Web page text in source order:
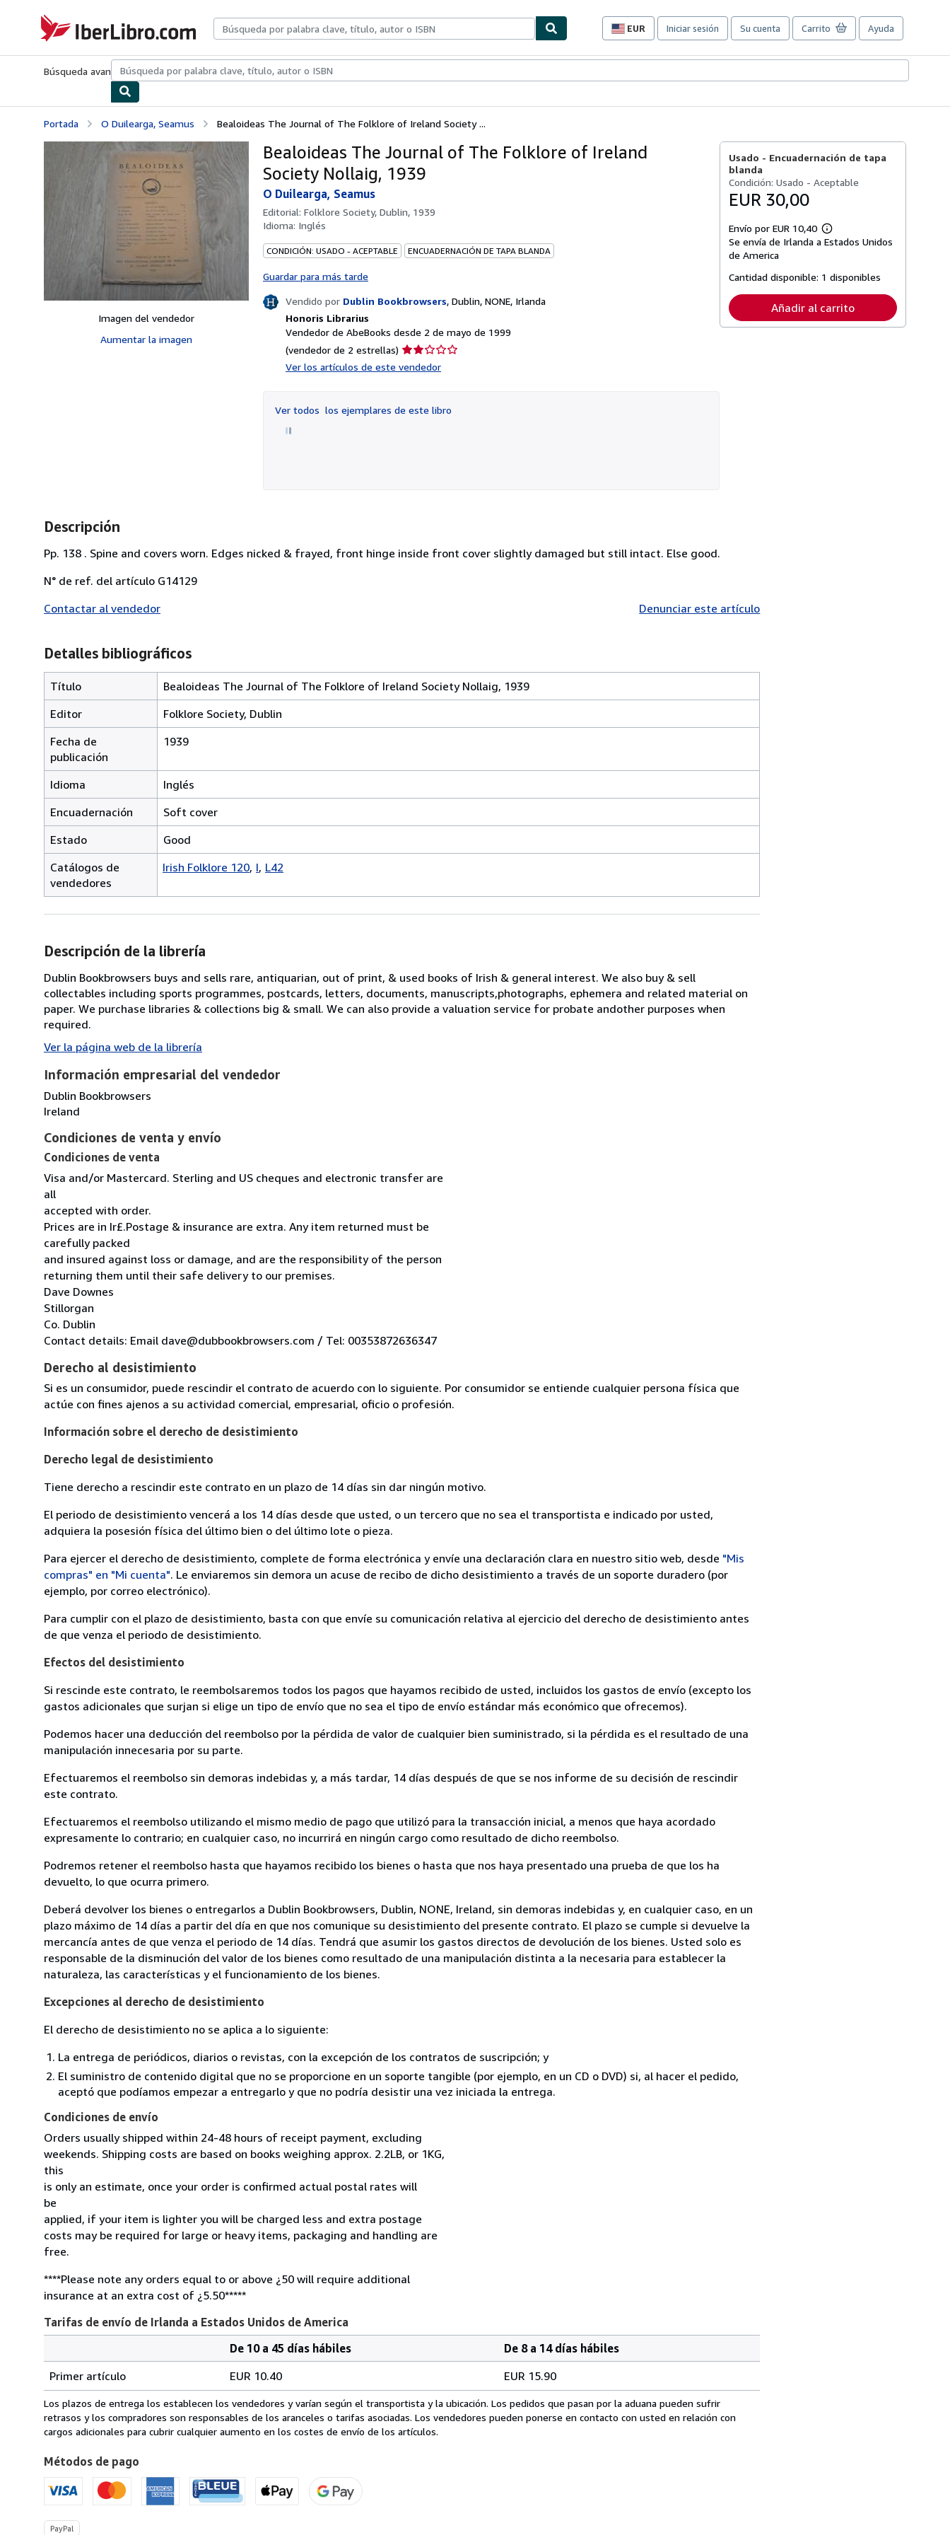
IberLibro.com
EUR
Preferencias
compra
sitio.
Iniciar sesión Su cuenta Carrito Ayuda
Búsqueda avanzadaColecciones Libros antiguosArte y coleccionismo
Portada O Duilearga, Seamus Bealoideas The Journal of The Folklore of Ireland Society ...
Imagen del vendedor
Aumentar la imagen
Bealoideas The Journal of The Folklore of Ireland
Society Nollaig, 1939
O Duilearga, Seamus
Editorial: Folklore Society, Dublin, 1939
Idioma: Inglés
CONDICIÓN: USADO - ACEPTABLE ENCUADERNACIÓN DE TAPA BLANDA
Guardar para más tarde
Vendido por Dublin Bookbrowsers, Dublin, NONE, Irlanda
Honoris Librarius
Vendedor de AbeBooks desde 2 de mayo de 1999
(vendedor de 2 estrellas) Calificación
Ver los artículos de este vendedor
Ver todos los ejemplares de este libro
Usado - Encuadernación de tapa
blanda
Condición: Usado - Aceptable
EUR 30,00
Envío por EUR 10,40
Más
información
tarifas
envío
Se envía de Irlanda a Estados Unidos
de America
Cantidad disponible: 1 disponibles
Añadir al carrito
Descripción
Pp. 138 . Spine and covers worn. Edges nicked & frayed, front hinge inside front cover slightly damaged but still intact. Else good.
N° de ref. del artículo G14129
Contactar al vendedor
Denunciar este artículo
Detalles bibliográficos
Título
Bealoideas The Journal of The Folklore of Ireland Society Nollaig, 1939
Editor
Folklore Society, Dublin
Fecha de
publicación
1939
Idioma
Inglés
Encuadernación
Soft cover
Estado
Good
Catálogos de
vendedores
Irish Folklore 120 I L42
Descripción de la librería
Dublin Bookbrowsers buys and sells rare, antiquarian, out of print, & used books of Irish & general interest. We also buy & sell
collectables including sports programmes, postcards, letters, documents, manuscripts,photographs, ephemera and related material on
paper. We purchase libraries & collections big & small. We can also provide a valuation service for probate andother purposes when
required.
Ver la página web de la librería
Información empresarial del vendedor
Dublin Bookbrowsers
Ireland
Condiciones de venta y envío
Condiciones de venta
Visa and/or Mastercard. Sterling and US cheques and electronic transfer are
all
accepted with order.
Prices are in Ir£.Postage & insurance are extra. Any item returned must be
carefully packed
and insured against loss or damage, and are the responsibility of the person
returning them until their safe delivery to our premises.
Dave Downes
Stillorgan
Co. Dublin
Contact details: Email dave@dubbookbrowsers.com / Tel: 00353872636347
Derecho al desistimiento
Si es un consumidor, puede rescindir el contrato de acuerdo con lo siguiente. Por consumidor se entiende cualquier persona física que
actúe con fines ajenos a su actividad comercial, empresarial, oficio o profesión.
Información sobre el derecho de desistimiento
Derecho legal de desistimiento
Tiene derecho a rescindir este contrato en un plazo de 14 días sin dar ningún motivo.
El periodo de desistimiento vencerá a los 14 días desde que usted, o un tercero que no sea el transportista e indicado por usted,
adquiera la posesión física del último bien o del último lote o pieza.
Para ejercer el derecho de desistimiento, complete de forma electrónica y envíe una declaración clara en nuestro sitio web, desde "Mis
compras" en "Mi cuenta". Le enviaremos sin demora un acuse de recibo de dicho desistimiento a través de un soporte duradero (por
ejemplo, por correo electrónico).
Para cumplir con el plazo de desistimiento, basta con que envíe su comunicación relativa al ejercicio del derecho de desistimiento antes
de que venza el periodo de desistimiento.
Efectos del desistimiento
Si rescinde este contrato, le reembolsaremos todos los pagos que hayamos recibido de usted, incluidos los gastos de envío (excepto los
gastos adicionales que surjan si elige un tipo de envío que no sea el tipo de envío estándar más económico que ofrecemos).
Podemos hacer una deducción del reembolso por la pérdida de valor de cualquier bien suministrado, si la pérdida es el resultado de una
manipulación innecesaria por su parte.
Efectuaremos el reembolso sin demoras indebidas y, a más tardar, 14 días después de que se nos informe de su decisión de rescindir
este contrato.
Efectuaremos el reembolso utilizando el mismo medio de pago que utilizó para la transacción inicial, a menos que haya acordado
expresamente lo contrario; en cualquier caso, no incurrirá en ningún cargo como resultado de dicho reembolso.
Podremos retener el reembolso hasta que hayamos recibido los bienes o hasta que nos haya presentado una prueba de que los ha
devuelto, lo que ocurra primero.
Deberá devolver los bienes o entregarlos a Dublin Bookbrowsers, Dublin, NONE, Ireland, sin demoras indebidas y, en cualquier caso, en un
plazo máximo de 14 días a partir del día en que nos comunique su desistimiento del presente contrato. El plazo se cumple si devuelve la
mercancía antes de que venza el periodo de 14 días. Tendrá que asumir los gastos directos de devolución de los bienes. Usted solo es
responsable de la disminución del valor de los bienes como resultado de una manipulación distinta a la necesaria para establecer la
naturaleza, las características y el funcionamiento de los bienes.
Excepciones al derecho de desistimiento
El derecho de desistimiento no se aplica a lo siguiente:
La entrega de periódicos, diarios o revistas, con la excepción de los contratos de suscripción; y
El suministro de contenido digital que no se proporcione en un soporte tangible (por ejemplo, en un CD o DVD) si, al hacer el pedido,
aceptó que podíamos empezar a entregarlo y que no podría desistir una vez iniciada la entrega.
Condiciones de envío
Orders usually shipped within 24-48 hours of receipt payment, excluding
weekends. Shipping costs are based on books weighing approx. 2.2LB, or 1KG,
this
is only an estimate, once your order is confirmed actual postal rates will
be
applied, if your item is lighter you will be charged less and extra postage
costs may be required for large or heavy items, packaging and handling are
free.
****Please note any orders equal to or above ¿50 will require additional
insurance at an extra cost of ¿5.50*****
Tarifas de envío de Irlanda a Estados Unidos de America
de
envío
de
Irlanda
Estados
Unidos
de
America
pedido
De 10 a 45 días hábiles
De 8 a 14 días hábiles
Primer artículo
EUR 10.40 EUR 15.90
Los plazos de entrega los establecen los vendedores y varían según el transportista y la ubicación. Los pedidos que pasan por la aduana pueden sufrir
retrasos y los compradores son responsables de los aranceles o tarifas asociadas. Los vendedores pueden ponerse en contacto con usted en relación con
cargos adicionales para cubrir cualquier aumento en los costes de envío de los artículos.
Métodos de pago
PayPal